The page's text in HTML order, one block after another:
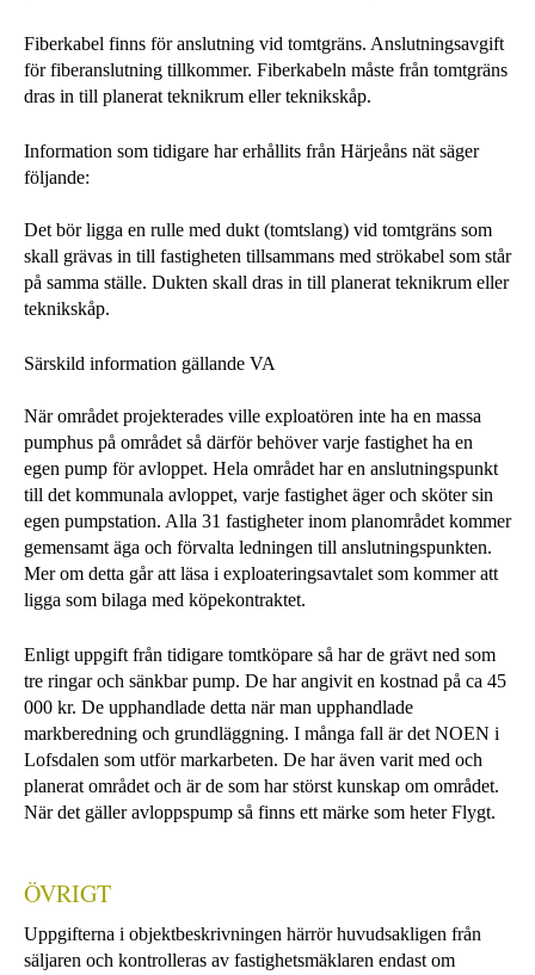
Fiberkabel finns för anslutning vid tomtgräns. Anslutningsavgift
för fiberanslutning tillkommer. Fiberkabeln måste från tomtgräns
dras in till planerat teknikrum eller teknikskåp.
Information som tidigare har erhållits från Härjeåns nät säger
följande:
Det bör ligga en rulle med dukt (tomtslang) vid tomtgräns som
skall grävas in till fastigheten tillsammans med strökabel som står
på samma ställe. Dukten skall dras in till planerat teknikrum eller
teknikskåp.
Särskild information gällande VA
När området projekterades ville exploatören inte ha en massa
pumphus på området så därför behöver varje fastighet ha en
egen pump för avloppet. Hela området har en anslutningspunkt
till det kommunala avloppet, varje fastighet äger och sköter sin
egen pumpstation. Alla 31 fastigheter inom planområdet kommer
gemensamt äga och förvalta ledningen till anslutningspunkten.
Mer om detta går att läsa i exploateringsavtalet som kommer att
ligga som bilaga med köpekontraktet.
Enligt uppgift från tidigare tomtköpare så har de grävt ned som
tre ringar och sänkbar pump. De har angivit en kostnad på ca 45
000 kr. De upphandlade detta när man upphandlade
markberedning och grundläggning. I många fall är det NOEN i
Lofsdalen som utför markarbeten. De har även varit med och
planerat området och är de som har störst kunskap om området.
När det gäller avloppspump så finns ett märke som heter Flygt.
ÖVRIGT
Uppgifterna i objektbeskrivningen härrör huvudsakligen från
säljaren och kontrolleras av fastighetsmäklaren endast om